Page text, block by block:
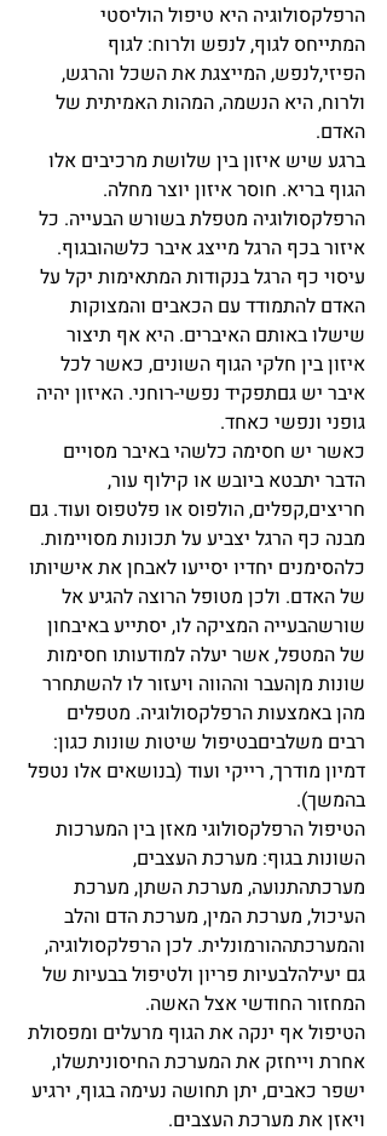
הרפלקסולוגיה היא טיפול הוליסטי
המתייחס לגוף, לנפש ולרוח: לגוף
הפיזי,לנפש, המייצגת את השכל והרגש,
ולרוח, היא הנשמה, המהות האמיתית של
האדם.
ברגע שיש איזון בין שלושת מרכיבים אלו
הגוף בריא. חוסר איזון יוצר מחלה.
הרפלקסולוגיה מטפלת בשורש הבעייה. כל
איזור בכף הרגל מייצג איבר כלשהובגוף.
עיסוי כף הרגל בנקודות המתאימות יקל על
האדם להתמודד עם הכאבים והמצוקות
שישלו באותם האיברים. היא אף תיצור
איזון בין חלקי הגוף השונים, כאשר לכל
איבר יש גםתפקיד נפשי-רוחני. האיזון יהיה
גופני ונפשי כאחד.
כאשר יש חסימה כלשהי באיבר מסויים
הדבר יתבטא ביובש או קילוף עור,
חריצים,קפלים, הולפוס או פלטפוס ועוד. גם
מבנה כף הרגל יצביע על תכונות מסויימות.
כלהסימנים יחדיו יסייעו לאבחן את אישיותו
של האדם. ולכן מטופל הרוצה להגיע אל
שורשהבעייה המציקה לו, יסתייע באיבחון
של המטפל, אשר יעלה למודעותו חסימות
שונות מןהעבר וההווה ויעזור לו להשתחרר
מהן באמצעות הרפלקסולוגיה. מטפלים
רבים משלביםבטיפול שיטות שונות כגון:
דמיון מודרך, רייקי ועוד (בנושאים אלו נטפל
בהמשך).
הטיפול הרפלקסולוגי מאזן בין המערכות
השונות בגוף: מערכת העצבים,
מערכתהתנועה, מערכת השתן, מערכת
העיכול, מערכת המין, מערכת הדם והלב
והמערכתההורמונלית. לכן הרפלקסולוגיה,
גם יעילהלבעיות פריון ולטיפול בבעיות של
המחזור החודשי אצל האשה.
הטיפול אף ינקה את הגוף מרעלים ומפסולת
אחרת וייחזק את המערכת החיסוניתשלו,
ישפר כאבים, יתן תחושה נעימה בגוף, ירגיע
ויאזן את מערכת העצבים.